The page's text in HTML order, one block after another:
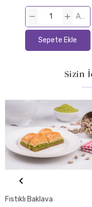
ADET
Sepete Ekle
Sizin
Fıstıklı Baklava
‹